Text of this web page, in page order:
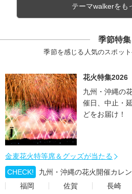
テーマwalkerをも
季節特集
季節を感じる人気のスポッ
花火特集2026
九州・沖縄の
催日、中止・
どをお届け！
金麦花火特等席＆グッズが当たる
CHECK!
九州・沖縄の花火開催カレ
福岡
佐賀 長崎